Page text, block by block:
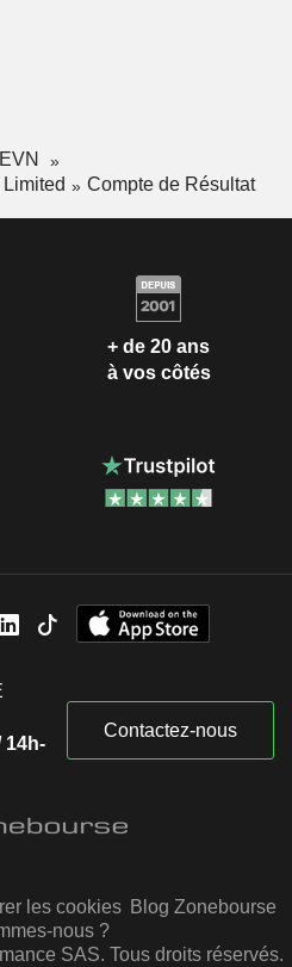
Compte de Résultat
+ de 20 ans
à vos côtés
14h-
Contactez-nous
les cookies Blog Zonebourse
nous ?
SAS. Tous droits réservés.